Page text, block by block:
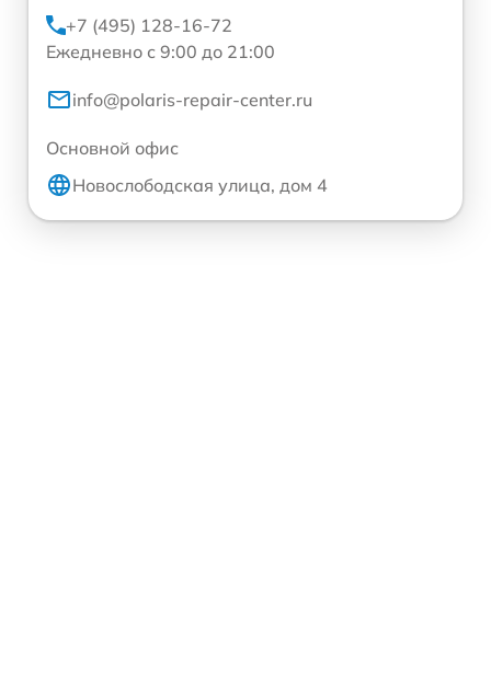
+7 (495) 128-16-72
Ежедневно с 9:00 до 21:00
info@polaris-repair-center.ru
Основной офис
Новослободская улица, дом 4